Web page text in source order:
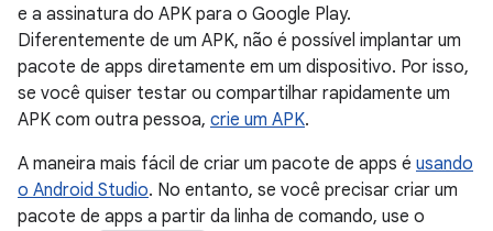
e a assinatura do APK para o Google Play.
Diferentemente de um APK, não é possível implantar um
pacote de apps diretamente em um dispositivo. Por isso,
se você quiser testar ou compartilhar rapidamente um
APK com outra pessoa, crie um APK.
A maneira mais fácil de criar um pacote de apps é usando
o Android Studio. No entanto, se você precisar criar um
pacote de apps a partir da linha de comando, use o